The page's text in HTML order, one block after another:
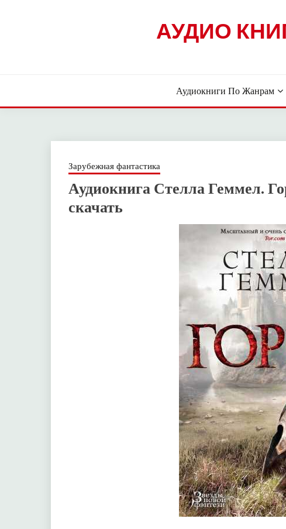
АУДИО
Аудиокниги По Жанрам
Зарубежная фантастика
Аудиокнига Стелла Геммел.
скачать